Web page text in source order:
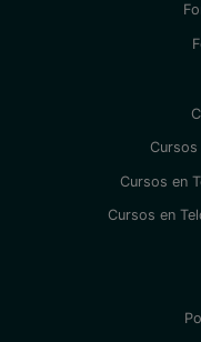
Cursos
Cursos en
Cursos en